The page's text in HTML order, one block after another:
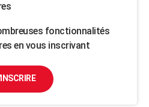
fonctionnalités
en vous inscrivant